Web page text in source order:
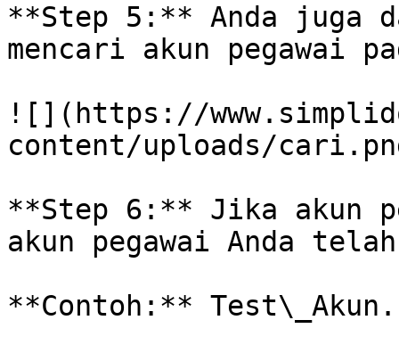
**Step 5:** Anda juga
mencari akun pegawai
![](https://
content/uploads/
**Step 6:** Jika akun
akun pegawai Anda
**Contoh:** Test\_Akun.